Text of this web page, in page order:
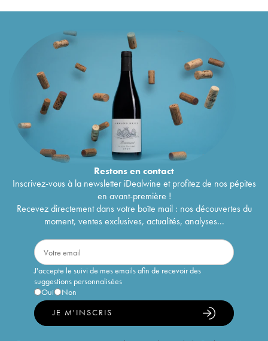
Restons encontact
Inscrivez-vous à la newsletter iDealwine et profitez de nos pépites
en avant-première !
Recevez directement dans votre boîte mail : nos découvertes du
moment, ventes exclusives, actualités, analyses...
J'accepte le suivi de mes emails afin de recevoir des
suggestions personnalisées
Oui
Non
JE M'INSCRIS